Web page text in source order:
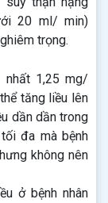
20 ml/ min)
trọng.
nhất 1,25 mg/
tăng liều lên
dần dần trong
đa mà bệnh
không nên
ở bệnh nhân